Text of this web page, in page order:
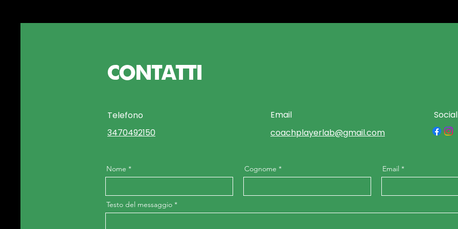
CONTATTI
Telefono
3470492150
Email
coachplayerlab@gmail.com
Nome Cognome Email
Testo del messaggio